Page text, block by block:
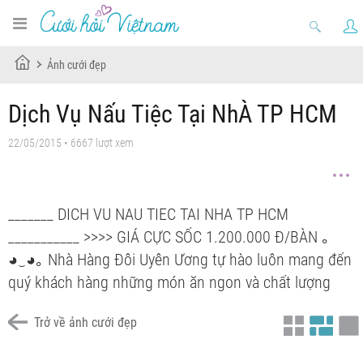
Ảnh cưới đẹp
Dịch Vụ Nấu Tiệc Tại NhÀ TP HCM
22/05/2015 • 6667 lượt xem
_______ DICH VU NAU TIEC TAI NHA TP HCM
___________ >>>> GIÁ CỰC SỐC 1.200.000 Đ/BÀN ｡
◕‿◕｡ Nhà Hàng Đôi Uyên Ương tự hào luôn mang đến
quý khách hàng những món ăn ngon và chất lượng
Trở về ảnh cưới đẹp
Chưa có tiêu đề
Chưa có tiêu đề
Chưa có tiêu đề
Chưa có tiêu đề
Chưa có tiêu đề
Chưa có tiêu đề
Chưa có tiêu đề
Chưa có tiêu đề